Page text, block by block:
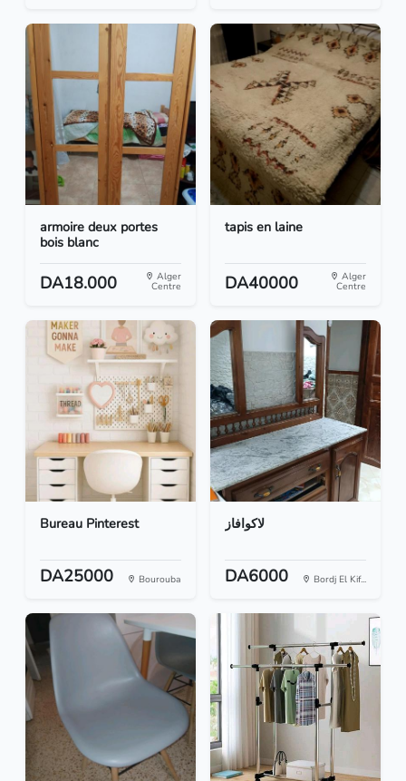
armoire deux portes
bois blanc
DA18.000 Alger
Centre
tapis en laine
DA40000 Alger
Centre
Bureau Pinterest
DA25000 Bourouba
لاكوافاز
DA6000 Bordj El Kif...